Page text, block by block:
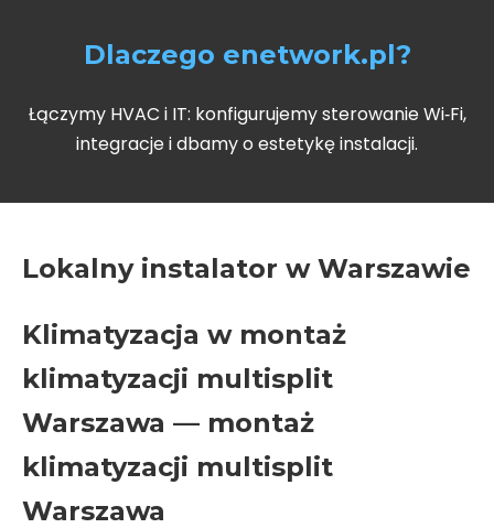
Dlaczego enetwork.pl?
Łączymy HVAC i IT: konfigurujemy sterowanie Wi‑Fi,
integracje i dbamy o estetykę instalacji.
Lokalny instalator w Warszawie
Klimatyzacja w montaż
klimatyzacji multisplit
Warszawa — montaż
klimatyzacji multisplit
Warszawa